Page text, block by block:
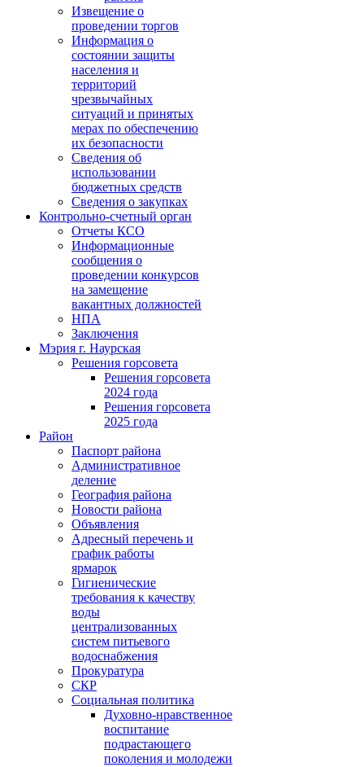
Извещение о
проведении торгов
Информация о
состоянии защиты
населения и
территорий
чрезвычайных
ситуаций и принятых
мерах по обеспечению
их безопасности
Сведения об
использовании
бюджетных средств
Сведения о закупках
Контрольно-счетный орган
Отчеты КСО
Информационные
сообщения о
проведении конкурсов
на замещение
вакантных должностей
НПА
Заключения
Мэрия г. Наурская
Решения горсовета
Решения горсовета
2024 года
Решения горсовета
2025 года
Район
Паспорт района
Административное
деление
География района
Новости района
Объявления
Адресный перечень и
график работы
ярмарок
Гигиенические
требования к качеству
воды
централизованных
систем питьевого
водоснабжения
Прокуратура
СКР
Социальная политика
Духовно-нравственное
воспитание
подрастающего
поколения и молодежи